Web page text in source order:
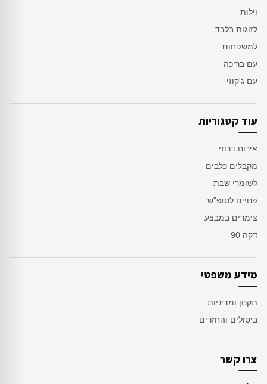
וילות
לזוגות בלבד
למשפחות
עם בריכה
עם ג'קוזי
עוד קטגוריות
אירוח דרוזי
מקבלים כלבים
לשומרי שבת
פנויים לסופ"ש
צימרים במבצע
דקה 90
מידע משפטי
תקנון ומדיניות
ביטולים והחזרים
צרו קשר